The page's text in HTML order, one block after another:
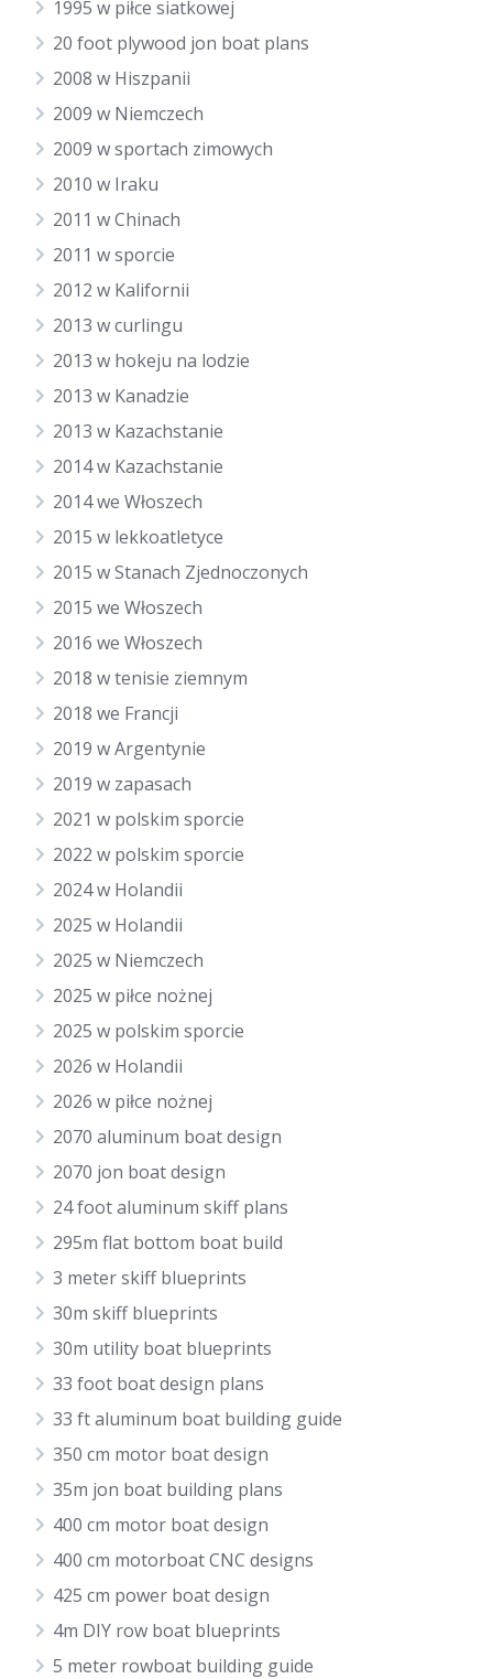
1995 w piłce siatkowej
20 foot plywood jon boat plans
2008 w Hiszpanii
2009 w Niemczech
2009 w sportach zimowych
2010 w Iraku
2011 w Chinach
2011 w sporcie
2012 w Kalifornii
2013 w curlingu
2013 w hokeju na lodzie
2013 w Kanadzie
2013 w Kazachstanie
2014 w Kazachstanie
2014 we Włoszech
2015 w lekkoatletyce
2015 w Stanach Zjednoczonych
2015 we Włoszech
2016 we Włoszech
2018 w tenisie ziemnym
2018 we Francji
2019 w Argentynie
2019 w zapasach
2021 w polskim sporcie
2022 w polskim sporcie
2024 w Holandii
2025 w Holandii
2025 w Niemczech
2025 w piłce nożnej
2025 w polskim sporcie
2026 w Holandii
2026 w piłce nożnej
2070 aluminum boat design
2070 jon boat design
24 foot aluminum skiff plans
295m flat bottom boat build
3 meter skiff blueprints
30m skiff blueprints
30m utility boat blueprints
33 foot boat design plans
33 ft aluminum boat building guide
350 cm motor boat design
35m jon boat building plans
400 cm motor boat design
400 cm motorboat CNC designs
425 cm power boat design
4m DIY row boat blueprints
5 meter rowboat building guide